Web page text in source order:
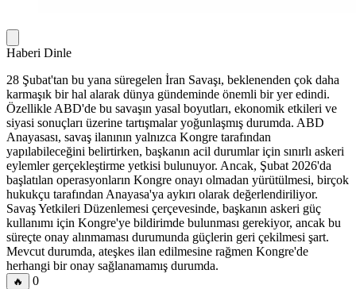
Haberi Dinle
28 Şubat'tan bu yana süregelen İran Savaşı, beklenenden çok daha
karmaşık bir hal alarak dünya gündeminde önemli bir yer edindi.
Özellikle ABD'de bu savaşın yasal boyutları, ekonomik etkileri ve
siyasi sonuçları üzerine tartışmalar yoğunlaşmış durumda. ABD
Anayasası, savaş ilanının yalnızca Kongre tarafından
yapılabileceğini belirtirken, başkanın acil durumlar için sınırlı askeri
eylemler gerçekleştirme yetkisi bulunuyor. Ancak, Şubat 2026'da
başlatılan operasyonların Kongre onayı olmadan yürütülmesi, birçok
hukukçu tarafından Anayasa'ya aykırı olarak değerlendiriliyor.
Savaş Yetkileri Düzenlemesi çerçevesinde, başkanın askeri güç
kullanımı için Kongre'ye bildirimde bulunması gerekiyor, ancak bu
süreçte onay alınmaması durumunda güçlerin geri çekilmesi şart.
Mevcut durumda, ateşkes ilan edilmesine rağmen Kongre'de
herhangi bir onay sağlanamamış durumda.
🔥 0